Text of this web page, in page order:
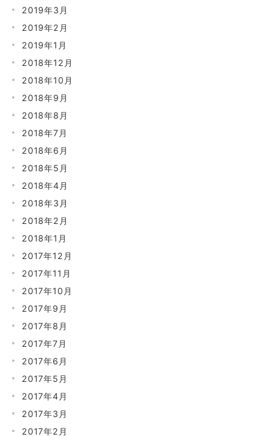
2019年3月
2019年2月
2019年1月
2018年12月
2018年10月
2018年9月
2018年8月
2018年7月
2018年6月
2018年5月
2018年4月
2018年3月
2018年2月
2018年1月
2017年12月
2017年11月
2017年10月
2017年9月
2017年8月
2017年7月
2017年6月
2017年5月
2017年4月
2017年3月
2017年2月